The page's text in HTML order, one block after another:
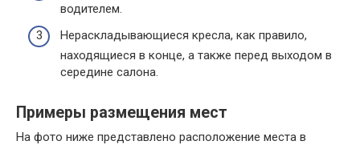
водителем.
Нераскладывающиеся кресла, как правило,
находящиеся в конце, а также перед выходом в
середине салона.
Примеры размещения мест
На фото ниже представлено расположение места в